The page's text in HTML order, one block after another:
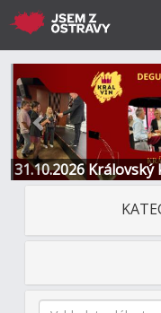
31.10.2026
Restaurace a Hotel
Předchozí